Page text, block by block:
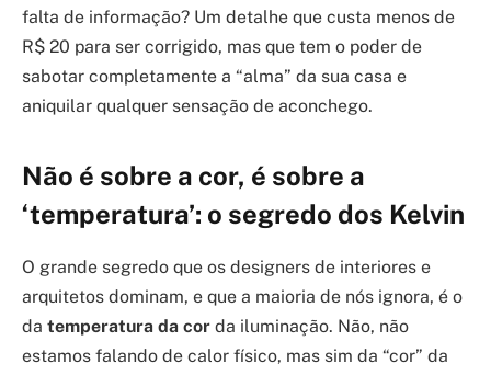
falta de informação? Um detalhe que custa menos de
R$ 20 para ser corrigido, mas que tem o poder de
sabotar completamente a “alma” da sua casa e
aniquilar qualquer sensação de aconchego.
Não é sobre a cor, é sobre a
‘temperatura’: o segredo dos Kelvin
O grande segredo que os designers de interiores e
arquitetos dominam, e que a maioria de nós ignora, é o
da temperatura da cor da iluminação. Não, não
estamos falando de calor físico, mas sim da “cor” da